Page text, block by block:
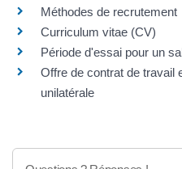
Méthodes de recrutement
Curriculum vitae (CV)
Période d'essai pour un
Offre de contrat de travail
unilatérale